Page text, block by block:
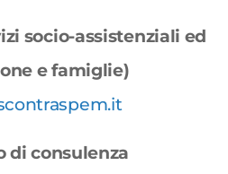
socio-assistenziali ed
e famiglie)
di consulenza